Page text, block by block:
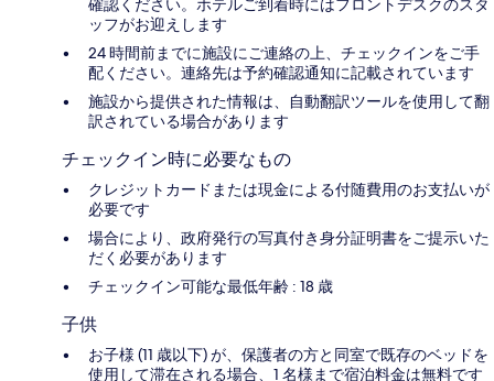
確認ください。ホテルご到着時にはフロントデスクのスタ
ッフがお迎えします
24 時間前までに施設にご連絡の上、チェックインをご手
配ください。連絡先は予約確認通知に記載されています
施設から提供された情報は、自動翻訳ツールを使用して翻
訳されている場合があります
チェックイン時に必要なもの
クレジットカードまたは現金による付随費用のお支払いが
必要です
場合により、政府発行の写真付き身分証明書をご提示いた
だく必要があります
チェックイン可能な最低年齢 : 18 歳
子供
お子様 (11 歳以下) が、保護者の方と同室で既存のベッドを
使用して滞在される場合、1 名様まで宿泊料金は無料です